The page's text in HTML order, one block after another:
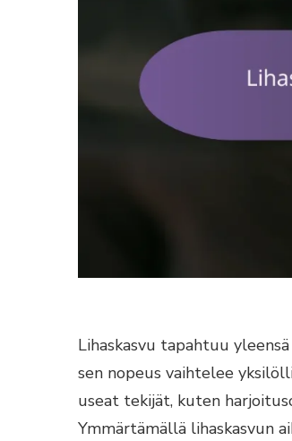
Lihaskasvu tapahtuu
sen nopeus vaihtelee
useat tekijät, kuten
Ymmärtämällä lihaskasvun